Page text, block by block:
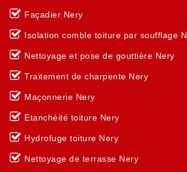
Façadier Nery
Isolation comble toiture par soufflage
Nettoyage et pose de gouttière Nery
Traitement de charpente Nery
Maçonnerie Nery
Etanchéité toiture Nery
Hydrofuge toiture Nery
Nettoyage de terrasse Nery